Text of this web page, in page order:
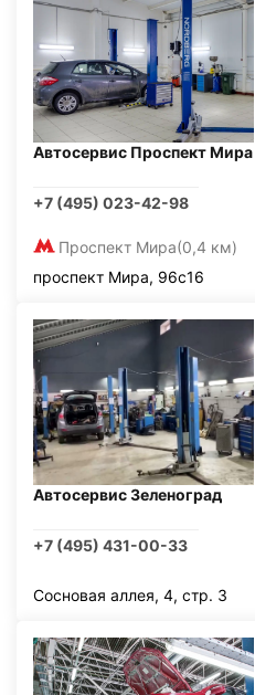
Автосервис Проспект Мира
+7 (495) 023-42-98
Проспект Мира(0,4 км)
проспект Мира, 96с16
Автосервис Зеленоград
+7 (495) 431-00-33
Сосновая аллея, 4, стр. 3